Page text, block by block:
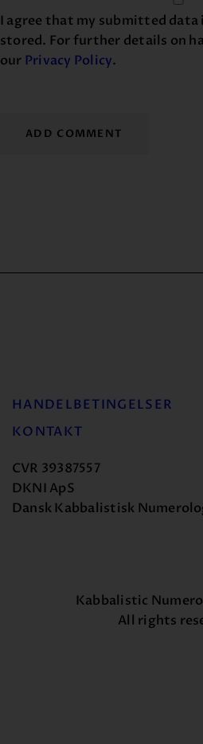
I agree that my submitted data
stored. For further details on
our Privacy Policy.
HANDELBETINGELSER
KONTAKT
CVR 39387557
DKNI ApS
Dansk Kabbalistisk
Kabbalistic
All rights